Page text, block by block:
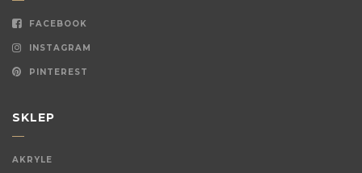
FACEBOOK
INSTAGRAM
PINTEREST
SKLEP
AKRYLE